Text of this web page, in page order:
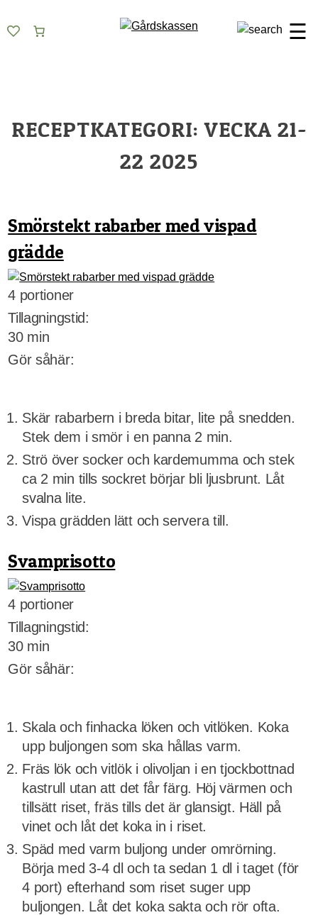
to
☰
RECEPTKATEGORI:VECKA 21-
22 2025
Smörstekt rabarber med vispad
grädde
4 portioner
Tillagningstid:
30 min
Gör såhär:
Skär rabarbern i breda bitar, lite på snedden.
Stek dem i smör i en panna 2 min.
Strö över socker och kardemumma och stek
ca 2 min tills sockret börjar bli ljusbrunt. Låt
svalna lite.
Vispa grädden lätt och servera till.
Svamprisotto
4 portioner
Tillagningstid:
30 min
Gör såhär:
Skala och finhacka löken och vitlöken. Koka
upp buljongen som ska hållas varm.
Fräs lök och vitlök i olivoljan i en tjockbottnad
kastrull utan att det får färg. Höj värmen och
tillsätt riset, fräs tills det är glansigt. Häll på
vinet och låt det koka in i riset.
Späd med varm buljong under omrörning.
Börja med 3-4 dl och ta sedan 1 dl i taget (för
4 port) efterhand som riset suger upp
buljongen. Låt det koka sakta och rör ofta.